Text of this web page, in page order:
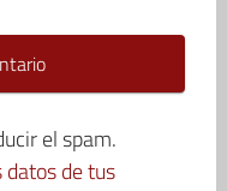
el spam.
de tus